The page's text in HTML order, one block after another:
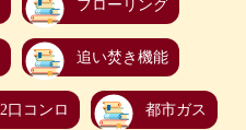
フローリング
追い焚き機能
2口コンロ 都市ガス